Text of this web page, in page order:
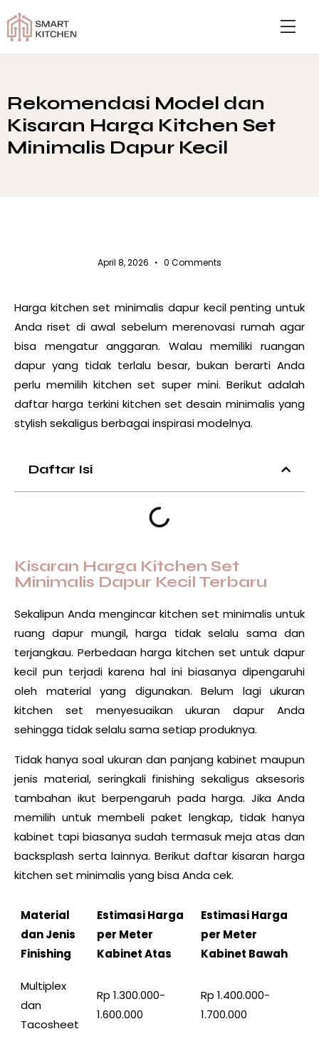
Rekomendasi Model dan
Kisaran Harga Kitchen Set
Minimalis Dapur Kecil
April 8, 2026 0 Comments
Harga kitchen set minimalis dapur kecilpenting untuk
Anda riset di awal sebelum merenovasi rumah agar
bisa mengatur anggaran. Walau memiliki ruangan
dapur yang tidak terlalu besar, bukan berarti Anda
perlu memilih kitchen set super mini. Berikut adalah
daftar harga terkini kitchen set desain minimalis yang
stylish sekaligus berbagai inspirasi modelnya.
Daftar Isi
Kisaran Harga Kitchen Set
Minimalis Dapur Kecil Terbaru
Sekalipun Anda mengincar kitchen set minimalis untuk
ruangdapur mungil, harga tidak selalu sama dan
terjangkau. Perbedaan harga kitchen set untuk dapur
kecil pun terjadi karena hal ini biasanya dipengaruhi
oleh material yang digunakan. Belum lagi ukuran
kitchen set menyesuaikan ukuran dapur Anda
sehingga tidak selalu sama setiap produknya.
Tidak hanya soal ukuran dan panjang kabinet maupun
jenis material, seringkali finishing sekaligus aksesoris
tambahan ikut berpengaruh pada harga. Jika Anda
memilih untuk membeli paket lengkap, tidak hanya
kabinet tapi biasanya sudah termasuk meja atas dan
backsplash serta lainnya. Berikut daftar kisaran harga
kitchen set minimalis yang bisa Anda cek.
Material
dan Jenis
Finishing
Estimasi Harga
per Meter
Kabinet Atas
Estimasi Harga
per Meter
Kabinet Bawah
Multiplex
dan
Tacosheet
Rp 1.300.000-
1.600.000
Rp 1.400.000-
1.700.000